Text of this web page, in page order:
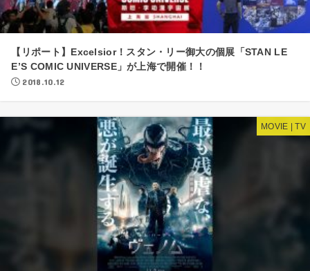
【リポート】Excelsior！スタン・リー御大の個展「STAN LE
E’S COMIC UNIVERSE」が上海で開催！！
2018.10.12
MOVIE | TV